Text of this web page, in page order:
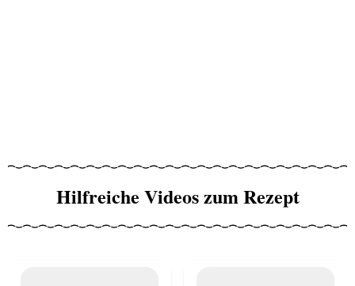
Hilfreiche Videos zum Rezept